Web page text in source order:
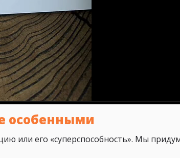
особенными
или его «суперспособность». Мы